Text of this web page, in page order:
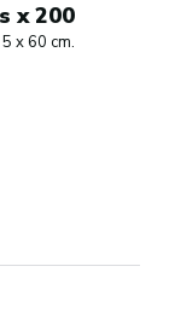
x 200
x 60 cm.